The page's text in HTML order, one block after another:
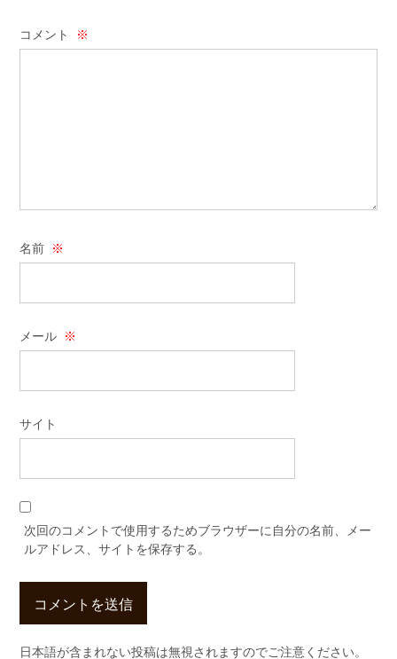
コメント ※
名前 ※
メール ※
サイト
次回のコメントで使用するためブラウザーに自分の名前、メー
ルアドレス、サイトを保存する。
日本語が含まれない投稿は無視されますのでご注意ください。